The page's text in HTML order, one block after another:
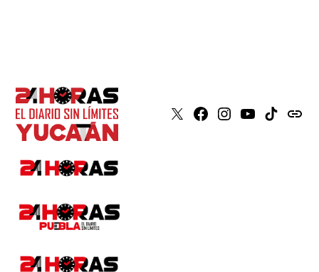
X Faceboook
Instagram
YoutubeTiktokissuu